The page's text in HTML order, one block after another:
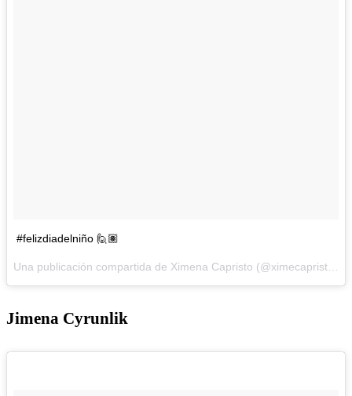
#felizdiadelniño 🙋🏽
Una publicación compartida de Ximena Capristo (@ximecapristo) el
Jimena Cyrunlik